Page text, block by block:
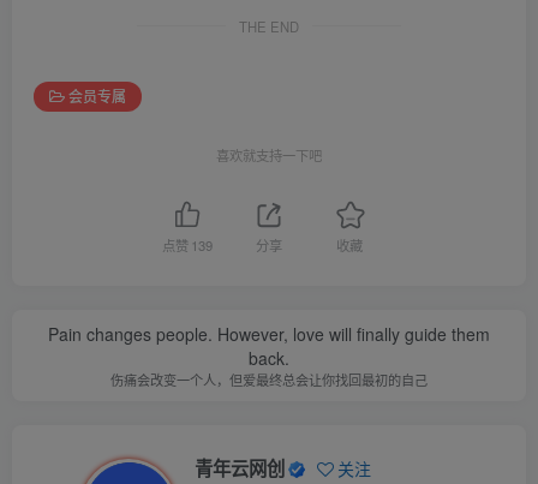
THE END
会员专属
喜欢就支持一下吧
点赞 139 分享 收藏
Pain changes people. However, love will finally guide them
back.
伤痛会改变一个人，但爱最终总会让你找回最初的自己
青年云网创 关注